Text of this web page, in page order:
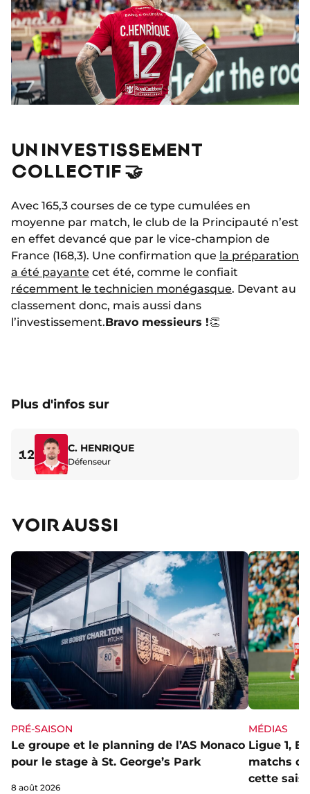
UN INVESTISSEMENT
COLLECTIF 🤝
Avec 165,3 courses de ce type cumulées en
moyenne par match, le club de la Principauté n’est
en effet devancé que par le vice-champion de
France (168,3). Une confirmation que la préparation
a été payante cet été, comme le confiait
récemment le technicien monégasque. Devant au
classement donc, mais aussi dans
l’investissement.Bravo messieurs !👏
Plus d'infos sur
12 C. HENRIQUE
Défenseur
VOIR AUSSI
PRÉ-SAISON
Le groupe et le planning de l’AS Monaco
pour le stage à St. George’s Park
8 août 2026
MÉDIAS
Ligue 1,
matchs
cette